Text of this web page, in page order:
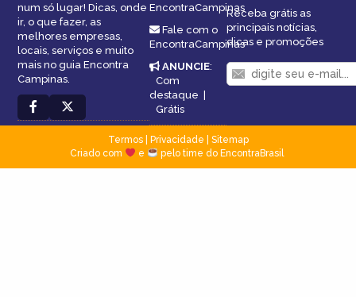
num só lugar! Dicas, onde
ir, o que fazer, as
melhores empresas,
locais, serviços e muito
mais no guia Encontra
Campinas.
EncontraCampinas
Fale com o
EncontraCampinas
ANUNCIE:
Com
destaque |
Grátis
Receba grátis as
principais notícias,
dicas e promoções
Termos| Privacidade
Sitemap
Criado com
e pelo time do EncontraBrasil